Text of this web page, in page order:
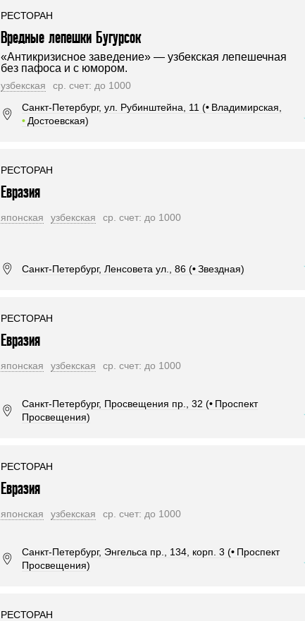
РЕСТОРАН
Вредные лепешки Бугурсок
«Антикризисное заведение» — узбекская лепешечная
без пафоса и с юмором.
узбекская
ср. счет: до 1000
Санкт-Петербург, ул. Рубинштейна, 11 (• Владимирская,
• Достоевская)
РЕСТОРАН
Евразия
японская узбекская ср. счет: до 1000
Санкт-Петербург, Ленсовета ул., 86 (•Звездная)
РЕСТОРАН
Евразия
японская узбекская ср. счет: до 1000
Санкт-Петербург, Просвещения пр., 32 (• Проспект
Просвещения)
РЕСТОРАН
Евразия
японская узбекская ср. счет: до 1000
Санкт-Петербург, Энгельса пр., 134, корп. 3 (• Проспект
Просвещения)
РЕСТОРАН